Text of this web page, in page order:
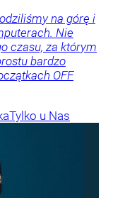
na górę i
Nie
czasu, za którym
bardzo
OFF
Tylko u Nas